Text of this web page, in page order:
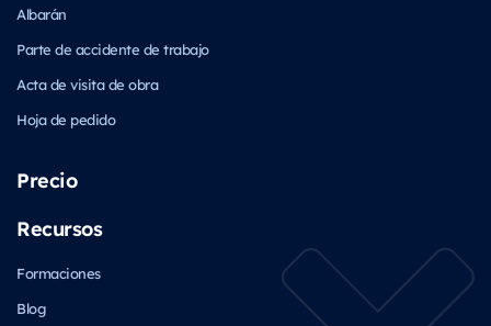
Albarán
Parte de accidente de trabajo
Acta de visita de obra
Hoja de pedido
Precio
Recursos
Formaciones
Blog